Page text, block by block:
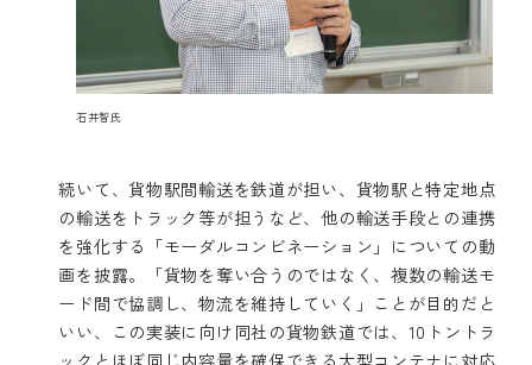
石井智氏
続いて、貨物駅間輸送を鉄道が担い、貨物駅と特定地点
の輸送をトラック等が担うなど、他の輸送手段との連携
を強化する「モーダルコンビネーション」についての動
画を披露。「貨物を奪い合うのではなく、複数の輸送モ
ード間で協調し、物流を維持していく」ことが目的だと
いい、この実装に向け同社の貨物鉄道では、10トントラ
ックとほぼ同じ内容量を確保できる大型コンテナに対応